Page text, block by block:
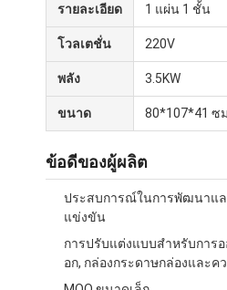
รายละเอียด 1 แผ่น 1 ชั้น
โวลเตชั่น 220V
พลัง 3.5KW
ขนาด 80*107*41 ซม.
ข้อดีของผู้ผลิต
ประสบการณ์ในการพัฒนาแล
แข่งขัน
การปรับแต่งแบบสําหรับการ
อก, กล่องกระดาษกล่องและค